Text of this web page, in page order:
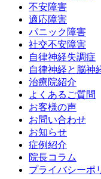
不安障害
適応障害
パニック障害
社交不安障害
自律神経失調症
自律神経と脳神
治療院紹介
よくあるご質問
お客様の声
お問い合わせ
お知らせ
症例紹介
院長コラム
プライバシーポ